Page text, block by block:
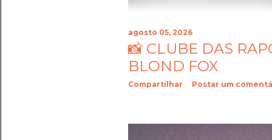
agosto 05, 2026
📸 CLUBE DAS
BLOND FOX
Compartilhar Postar um